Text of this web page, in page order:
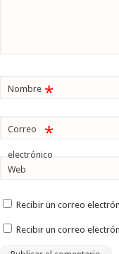
Nombre *
Correo
electrónico
*
Web
Recibir un correo
Recibir un correo